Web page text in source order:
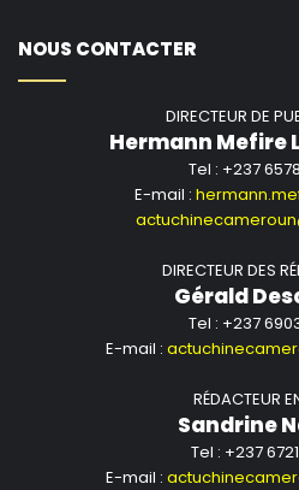
NOUS CONTACTER
DIRECTEUR DE
Hermann Mefire
Tel : +237
E-mail :
DIRECTEUR DES
Gérald
Tel : +237
E-mail :
RÉDACTEUR
Sandrine
Tel : +237
E-mail :